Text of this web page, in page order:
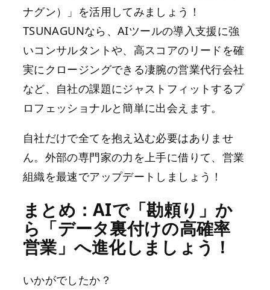
ナグン）」を活用してみましょう！
TSUNAGUNなら、AIツールの導入支援に強
いコンサルタントや、高スコアのリードを確
実にクロージングできる凄腕の営業代行会社
など、自社の課題にジャストフィットするプ
ロフェッショナルと簡単に出会えます。
自社だけで全てを抱え込む必要はありませ
ん。外部の専門家の力を上手に借りて、営業
組織を最速でアップデートしましょう！
まとめ：AIで「勘頼り」か
ら「データ裏付けの高確率
営業」へ進化しましょう！
いかがでしたか？